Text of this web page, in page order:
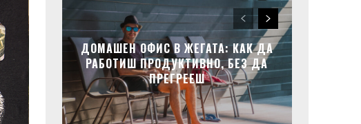
ДОМАШЕН ОФИС В ЖЕГАТА: КАК ДА
РАБОТИШ ПРОДУКТИВНО, БЕЗ ДА
ПРЕГРЕЕШ